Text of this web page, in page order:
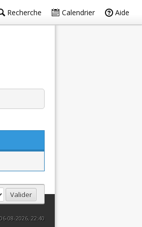
Recherche Calendrier Aide
08-2026, 22:40